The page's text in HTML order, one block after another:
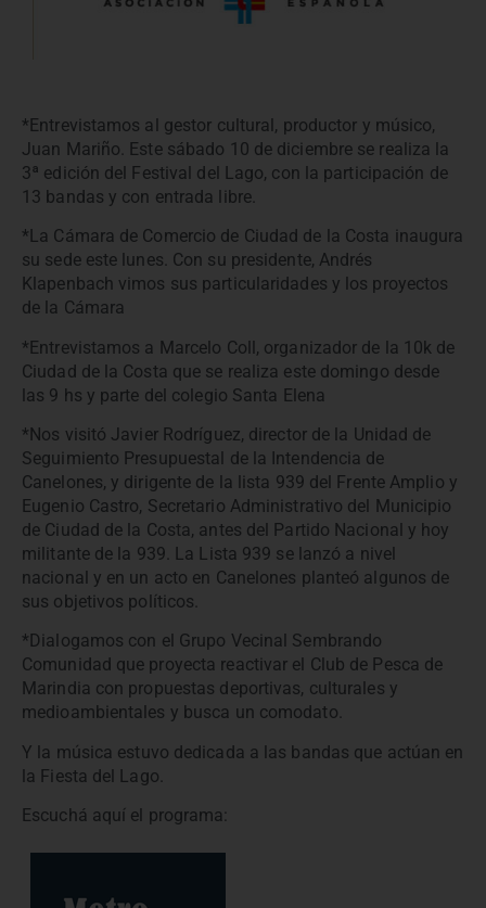
*Entrevistamos al gestor cultural, productor y músico,
Juan Mariño. Este sábado 10 de diciembre se realiza la
3ª edición del Festival del Lago, con la participación de
13 bandas y con entrada libre.
*La Cámara de Comercio de Ciudad de la Costa inaugura
su sede este lunes. Con su presidente, Andrés
Klapenbach vimos sus particularidades y los proyectos
de la Cámara
*Entrevistamos a Marcelo Coll, organizador de la 10k de
Ciudad de la Costa que se realiza este domingo desde
las 9 hs y parte del colegio Santa Elena
*Nos visitó Javier Rodríguez, director de la Unidad de
Seguimiento Presupuestal de la Intendencia de
Canelones, y dirigente de la lista 939 del Frente Amplio y
Eugenio Castro, Secretario Administrativo del Municipio
de Ciudad de la Costa, antes del Partido Nacional y hoy
militante de la 939. La Lista 939 se lanzó a nivel
nacional y en un acto en Canelones planteó algunos de
sus objetivos políticos.
*Dialogamos con el Grupo Vecinal Sembrando
Comunidad que proyecta reactivar el Club de Pesca de
Marindia con propuestas deportivas, culturales y
medioambientales y busca un comodato.
Y la música estuvo dedicada a las bandas que actúan en
la Fiesta del Lago.
Escuchá aquí el programa: